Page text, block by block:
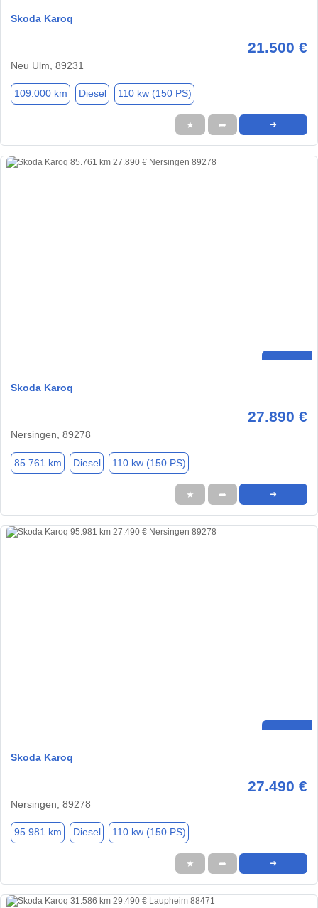
Skoda Karoq
21.500 €
Neu Ulm, 89231
109.000 km Diesel 110 kw (150 PS)
★ ➦ ➜
Skoda Karoq
27.890 €
Nersingen, 89278
85.761 km Diesel 110 kw (150 PS)
★ ➦ ➜
Skoda Karoq
27.490 €
Nersingen, 89278
95.981 km Diesel 110 kw (150 PS)
★ ➦ ➜